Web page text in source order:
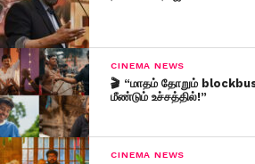
CINEMA NEWS
🎬 “மாதம் தோறும்
மீண்டும் உச்சத்தில்!”
CINEMA NEWS